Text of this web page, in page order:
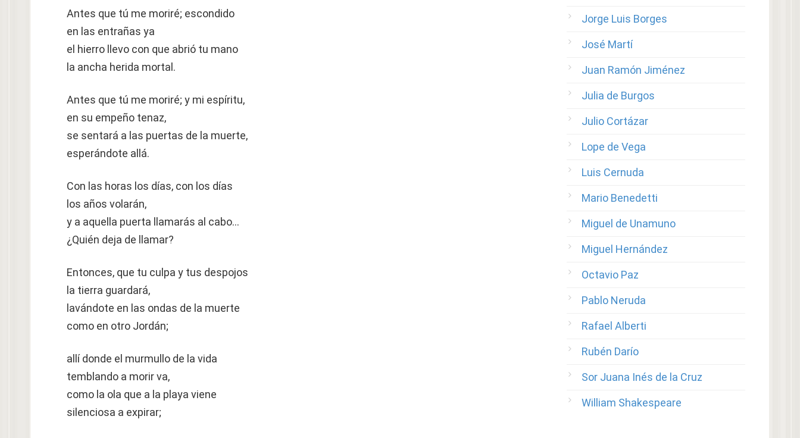
Antes que tú me moriré; escondido
en las entrañas ya
el hierro llevo con que abrió tu mano
la ancha herida mortal.
Antes que tú me moriré; y mi espíritu,
en su empeño tenaz,
se sentará a las puertas de la muerte,
esperándote allá.
Con las horas los días, con los días
los años volarán,
y a aquella puerta llamarás al cabo…
¿Quién deja de llamar?
Entonces, que tu culpa y tus despojos
la tierra guardará,
lavándote en las ondas de la muerte
como en otro Jordán;
allí donde el murmullo de la vida
temblando a morir va,
como la ola que a la playa viene
silenciosa a expirar;
Jorge Luis Borges
José Martí
Juan Ramón Jiménez
Julia de Burgos
Julio Cortázar
Lope de Vega
Luis Cernuda
Mario Benedetti
Miguel de Unamuno
Miguel Hernández
Octavio Paz
Pablo Neruda
Rafael Alberti
Rubén Darío
Sor Juana Inés de la Cruz
William Shakespeare